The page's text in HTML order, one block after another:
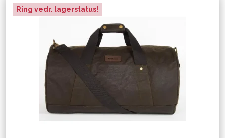
Ring vedr. lagerstatus!